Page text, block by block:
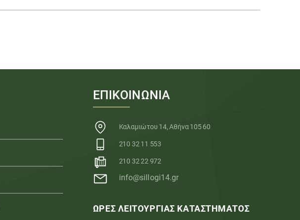
ΕΠΙΚΟΙΝΩΝΙΑ
Καλαμιώτου 14, Αθήνα 105 60
210 32 11 553
210 32 22 972
info@sillogi14.gr
ΩΡΕΣ ΛΕΙΤΟΥΡΓΙΑΣ ΚΑΤΑΣΤΗΜΑΤΟΣ